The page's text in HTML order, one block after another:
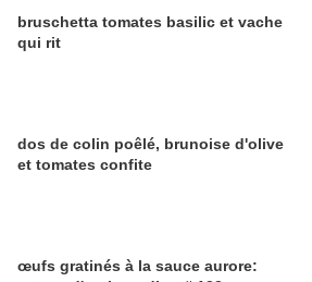
bruschetta tomates basilic et vache
qui rit
dos de colin poêlé, brunoise d'olive
et tomates confite
œufs gratinés à la sauce aurore: